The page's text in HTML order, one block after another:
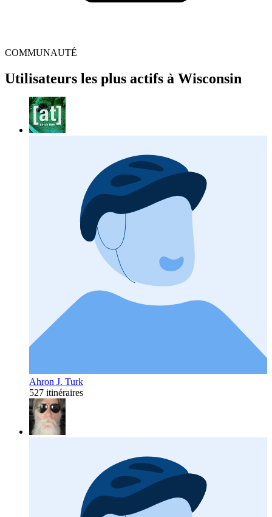
COMMUNAUTÉ
Utilisateurs les plus actifs à Wisconsin
Ahron J. Turk
527 itinéraires